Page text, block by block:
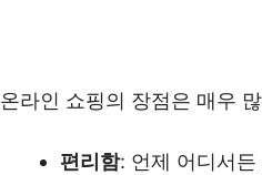
온라인 쇼핑의 장점은 매우
편리함: 언제 어디서